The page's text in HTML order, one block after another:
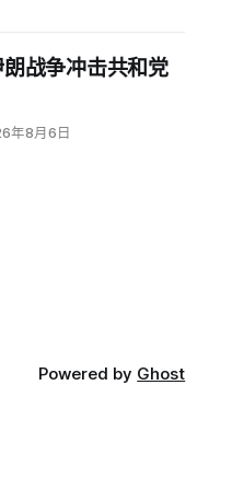
战争冲击共和党
年8月6日
Powered by Ghost